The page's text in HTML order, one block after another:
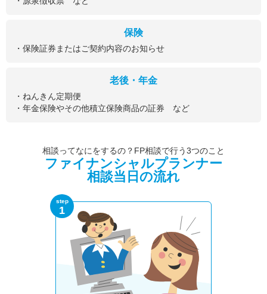
保険
・保険証券またはご契約内容のお知らせ
老後・年金
・ねんきん定期便
・年金保険やその他積立保険商品の証券 など
相談ってなにをするの？FP相談で行う3つのこと
ファイナンシャルプランナー
相談当日の流れ
step
1